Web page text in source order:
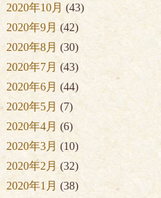
2020年10月 (43)
2020年9月 (42)
2020年8月 (30)
2020年7月 (43)
2020年6月 (44)
2020年5月 (7)
2020年4月 (6)
2020年3月 (10)
2020年2月 (32)
2020年1月 (38)